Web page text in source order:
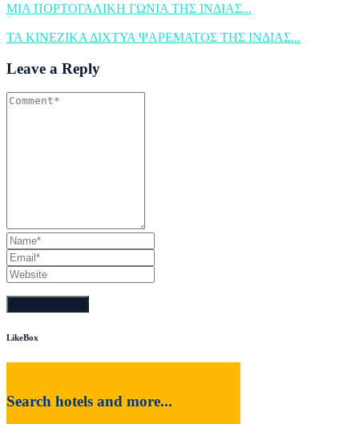
ΜΙΑ ΠΟΡΤΟΓΑΛΙΚΗ ΓΩΝΙΑ ΤΗΣ ΙΝΔΙΑΣ...
ΤΑ ΚΙΝΕΖΙΚΑ ΔΙΧΤΥΑ ΨΑΡΕΜΑΤΟΣ ΤΗΣ ΙΝΔΙΑΣ...
Leave a Reply
LikeBox
Search hotels and more...